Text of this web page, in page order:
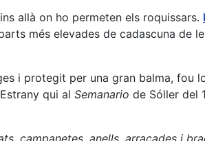
allà on ho permeten els roquissars.
més elevades de cadascuna de
i protegit per una gran balma, fou
qui al Semanario de Sóller del
campanetes, anells, arracades i